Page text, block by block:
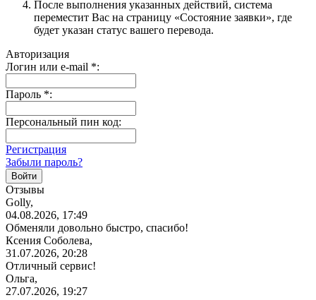
После выполнения указанных действий, система
переместит Вас на страницу «Состояние заявки», где
будет указан статус вашего перевода.
Авторизация
Логин или e-mail *:
Пароль *:
Персональный пин код:
Регистрация
Забыли пароль?
Отзывы
Golly,
04.08.2026, 17:49
Обменяли довольно быстро, спасибо!
Ксения Соболева,
31.07.2026, 20:28
Отличный сервис!
Ольга,
27.07.2026, 19:27